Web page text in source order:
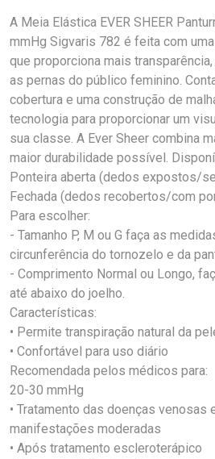
A Meia Elástica EVER SHEER
mmHg Sigvaris 782 é feita com
que proporciona mais
as pernas do público feminino.
cobertura e uma construção de
tecnologia para proporcionar um
sua classe. A Ever Sheer combina
maior durabilidade possível.
Ponteira aberta (dedos expostos/
Fechada (dedos recobertos/com
Para escolher:
- Tamanho P, M ou G faça as
circunferência do tornozelo e da
- Comprimento Normal ou Longo,
até abaixo do joelho.
Características:
• Permite transpiração natural da
• Confortável para uso diário
Recomendada pelos médicos para:
20-30 mmHg
• Tratamento das doenças venosas
manifestações moderadas
• Após tratamento escleroterápico